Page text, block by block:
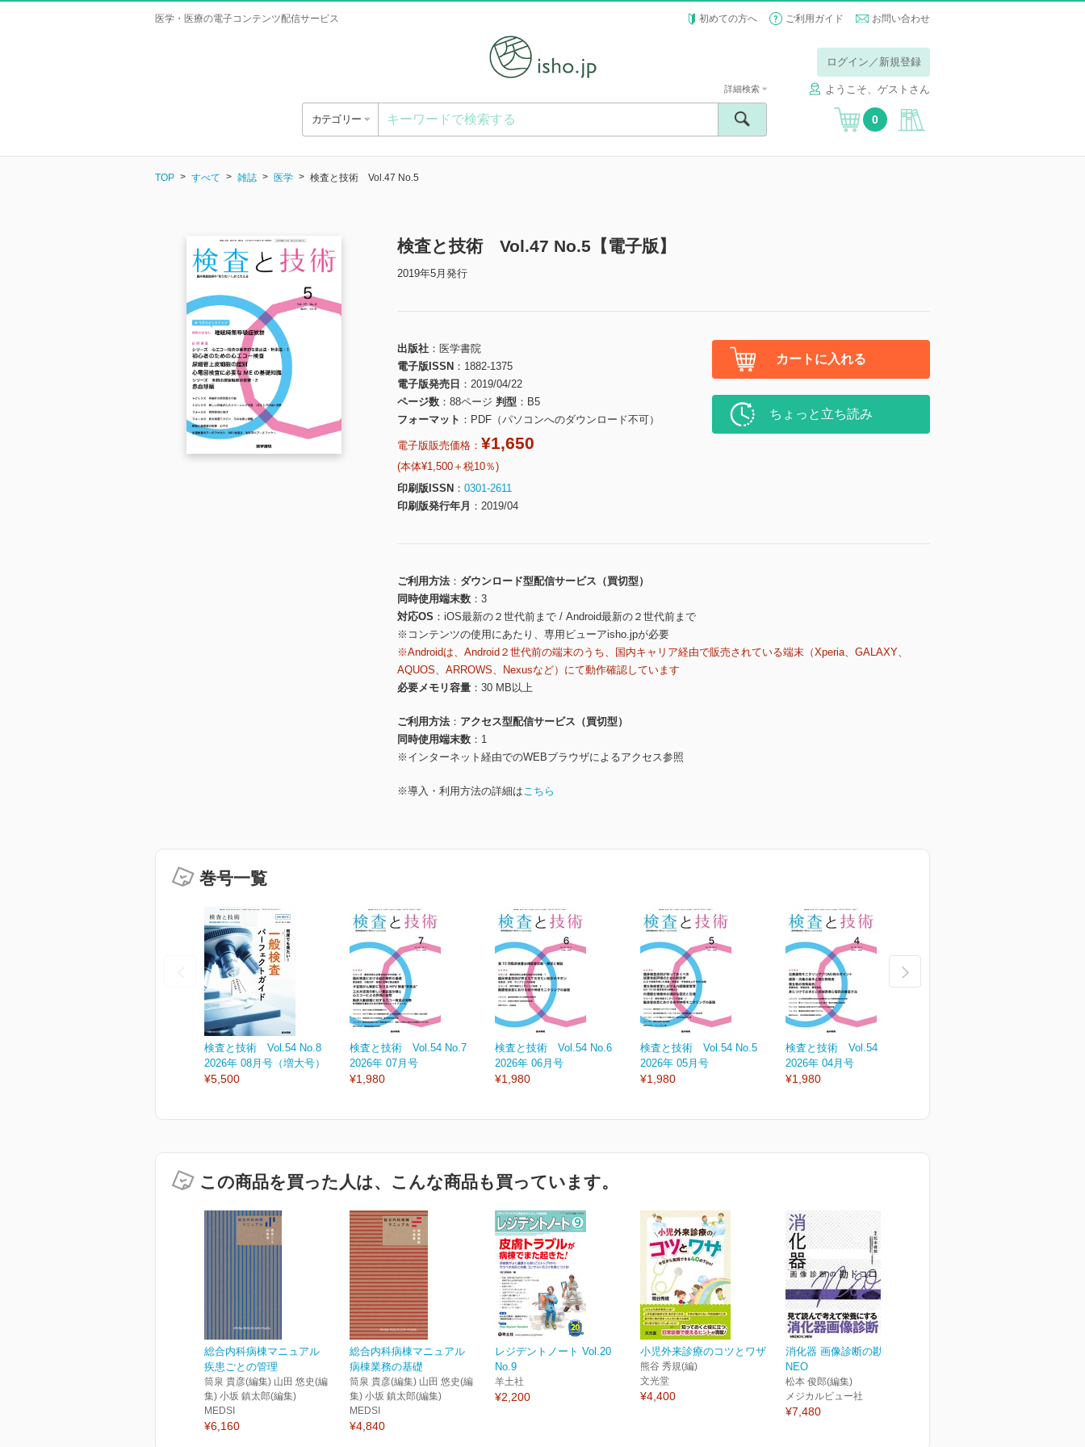
医学・医療の電子コンテンツ配信サービス 初めての方へ ご利用ガイド お問い合わせ
ログイン／新規登録
ようこそ、ゲストさん
カテゴリー
詳細検索
0
TOP すべて 雑誌 医学 検査と技術 Vol.47 No.5
検査と技術 Vol.47 No.5【電子版】
2019年5月発行
出版社
医学書院
電子版ISSN
1882-1375
電子版発売日
2019/04/22
ページ数
88ページ 判型
B5
フォーマット
PDF（パソコンへのダウンロード不可）
電子版販売価格： ¥1,650
(本体¥1,500＋税10％)
印刷版ISSN
0301-2611
印刷版発行年月
2019/04
カートに入れる
ちょっと立ち読み
ご利用方法
ダウンロード型配信サービス（買切型）
同時使用端末数
3
対応OS
iOS最新の２世代前まで / Android最新の２世代前まで
※コンテンツの使用にあたり、専用ビューアisho.jpが必要
※Androidは、Android２世代前の端末のうち、国内キャリア経由で販売されている端末（Xperia、GALAXY、
AQUOS、ARROWS、Nexusなど）にて動作確認しています
必要メモリ容量
30 MB以上
ご利用方法
アクセス型配信サービス（買切型）
同時使用端末数
1
※インターネット経由でのWEBブラウザによるアクセス参照
※導入・利用方法の詳細はこちら
巻号一覧
検査と技術 Vol.54 No.8
2026年 08月号（増大号）
¥5,500
検査と技術 Vol.54 No.7
2026年 07月号
¥1,980
検査と技術 Vol.54 No.6
2026年 06月号
¥1,980
検査と技術 Vol.54 No.5
2026年 05月号
¥1,980
検査と技術 Vol.54 No.4
2026年 04月号
¥1,980
この商品を買った人は、こんな商品も買っています。
総合内科病棟マニュアル
疾患ごとの管理
筒泉 貴彦(編集) 山田 悠史(編
集) 小坂 鎮太郎(編集)
MEDSI
¥6,160
総合内科病棟マニュアル
病棟業務の基礎
筒泉 貴彦(編集) 山田 悠史(編
集) 小坂 鎮太郎(編集)
MEDSI
¥4,840
レジデントノート Vol.20
No.9
羊土社
¥2,200
小児外来診療のコツとワザ
熊谷 秀規(編)
文光堂
¥4,400
消化器 画像診断の勘ドコロ
NEO
松本 俊郎(編集)
メジカルビュー社
¥7,480